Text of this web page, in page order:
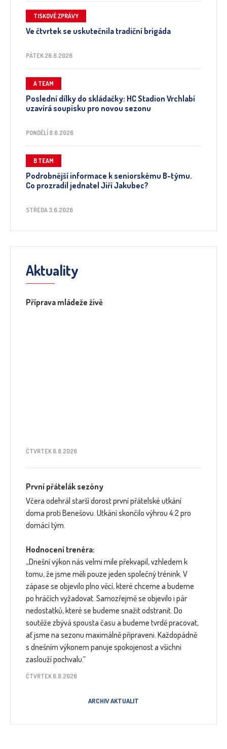
TISKOVÉ ZPRÁVY
Ve čtvrtek se uskutečnila tradiční brigáda
PÁTEK 26.6.2026
A TEAM
Poslední dílky do skládačky: HC Stadion Vrchlabí
uzavírá soupisku pro novou sezonu
PONDĚLÍ 8.6.2026
B TEAM
Podrobnější informace k seniorskému B-týmu.
Co prozradil jednatel Jiří Jakubec?
STŘEDA 3.6.2026
Aktuality
Příprava mládeže živě
ČTVRTEK 6.8.2026
První přátelák sezóny
Včera odehrál starší dorost první přátelské utkání
doma proti Benešovu. Utkání skončilo výhrou 4:2 pro
domácí tým.
Hodnocení trenéra:
„Dnešní výkon nás velmi mile překvapil, vzhledem k
tomu, že jsme měli pouze jeden společný trénink. V
zápase se objevilo plno věcí, které chceme a budeme
po hráčích vyžadovat. Samozřejmě se objevilo i pár
nedostatků, které se budeme snažit odstranit. Do
soutěže zbývá spousta času a budeme tvrdě pracovat,
ať jsme na sezonu maximálně připraveni. Každopádně
s dnešním výkonem panuje spokojenost a všichni
zaslouží pochvalu.“
ČTVRTEK 6.8.2026
ARCHIV AKTUALIT